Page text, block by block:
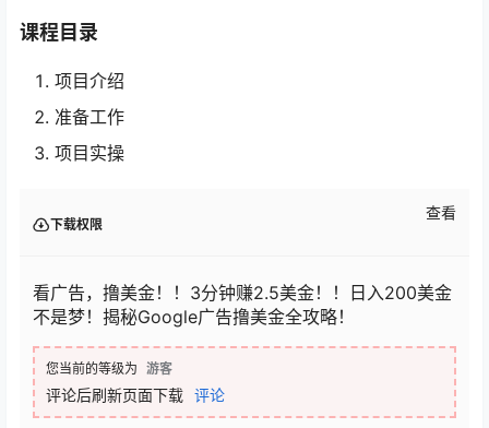
课程目录
项目介绍
准备工作
项目实操
下载权限
查看
看广告，撸美金！！3分钟赚2.5美金！！日入200美金
不是梦！揭秘Google广告撸美金全攻略！
您当前的等级为 游客
评论后刷新页面下载 评论